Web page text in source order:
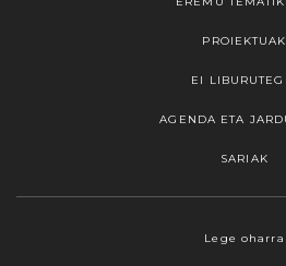
PROIEKTUAK
EI
AGENDA ETA
SARIAK
Lege oharra
Webgune honek